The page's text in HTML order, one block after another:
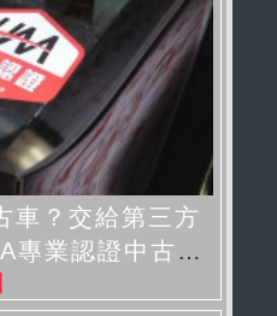
車？交給第三方
專業認證中古車